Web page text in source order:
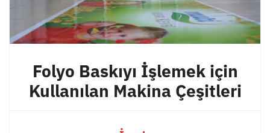
Folyo Baskıyı İşlemek için
Kullanılan Makina Çeşitleri